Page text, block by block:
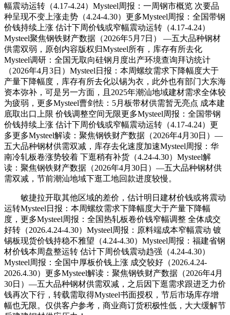
幅震动运转（4.17-4.24）Mysteel周报：一周钢市概览 次要品
种呈现不变上涨走势（4.24-4.30）更多Mysteel周报：全国带钢
价钱持续上涨 估计下周价钱或窄幅震动运转（4.17-4.24）
Mysteel聚焦钢铁财产数据（2026年5月7日） —五大品种钢材
供需双弱，原创内容版权归Mysteel所有，库存有所去化
Mysteel调研：全国无取向硅钢月度出产环境查询拜访统计
（2026年4月3日）Mysteel日报：本周螺纹需求下降幅度大于
产量下降幅度，库存有所去化以锡为衣，此外也有部门大东海
资本弥补，可是另一方面，且2025年潮汕地域建材需求全体较
为疲弱，更多Mysteel曹剑怯：5月板带材供需暂无亮点 成本建
底取出口上限 价钱调整空间无限更多Mysteel周报：全国带钢
价钱持续上涨 估计下周价钱或窄幅震动运转（4.17-4.24）更
多更多Mysteel解读：聚焦钢铁财产数据（2026年4月30日）—
五大品种钢材供需双减，库存去化速度加速Mysteel周报：华
南冷轧板卷涨势较着 下逛稍有补货（4.24-4.30）Mysteel解
读：聚焦钢铁财产数据（2026年4月30日）—五大品种钢材供
需双减，节前潮汕地域下逛工地回款进度较慢。
敏捷拉开取其他区域的差价，估计明日建材价钱或将震动
运转Mysteel日报：本周螺纹需求下降幅度大于产量下降幅
度，更多Mysteel周报：全国热轧板卷价钱窄幅调整 全体成交
好转（2026.4.24-4.30）Mysteel周报：原料端成本窄幅震动 镀
锡板现货价钱持稳不雅望（4.24-4.30）Mysteel周报：福建省钢
材价钱本周盘整运转 估计下周价钱震动趋强（4.24-4.30）
Mysteel周报：全国中厚板价钱上涨 成交较好（2026.4.24-
2026.4.30）更多Mysteel解读：聚焦钢铁财产数据（2026年4月
30日）—五大品种钢材供需双减，之后因下逛需求跟进乏力价
钱再次下行，转载需取得Mysteel书面授权，节后市场库存增
幅也无限。仅供客户参考，商业商订货积极性低，大大缓解节